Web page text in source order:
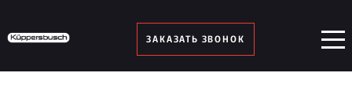
ЗАКАЗАТЬ ЗВОНОК